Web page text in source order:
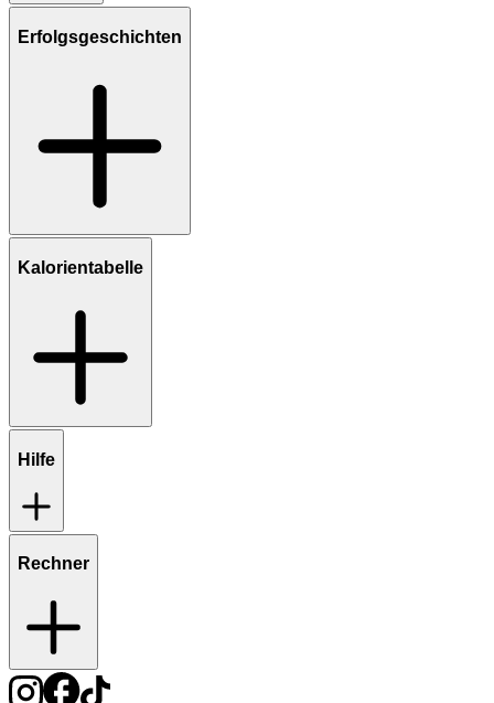
Erfolgsgeschichten
Kalorientabelle
Hilfe
Rechner